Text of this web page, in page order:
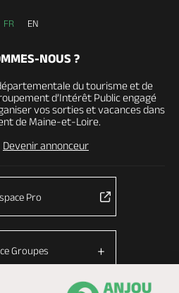
FR EN
NOUS ?
du tourisme et de
d’Intérêt Public engagé
vos sorties et vacances dans
de Maine-et-Loire.
Devenir annonceur
Pro
Groupes